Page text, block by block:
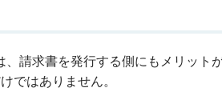
、請求書を発行する側にもメリット
ではありません。